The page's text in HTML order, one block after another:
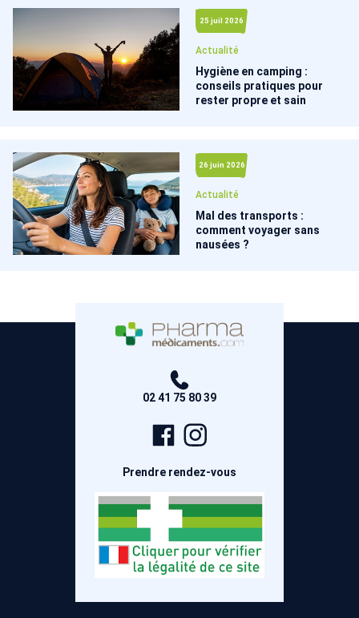
25 juil 2026
Actualité
Hygiène en camping :
conseils pratiques pour
rester propre et sain
26 juin 2026
Actualité
Mal des transports :
comment voyager sans
nausées ?
02 41 75 80 39
Page
Facebook
Prendre rendez-vous